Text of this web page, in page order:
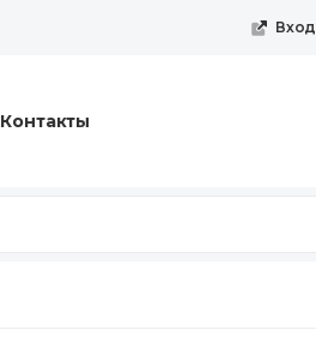
Вход
Контакты